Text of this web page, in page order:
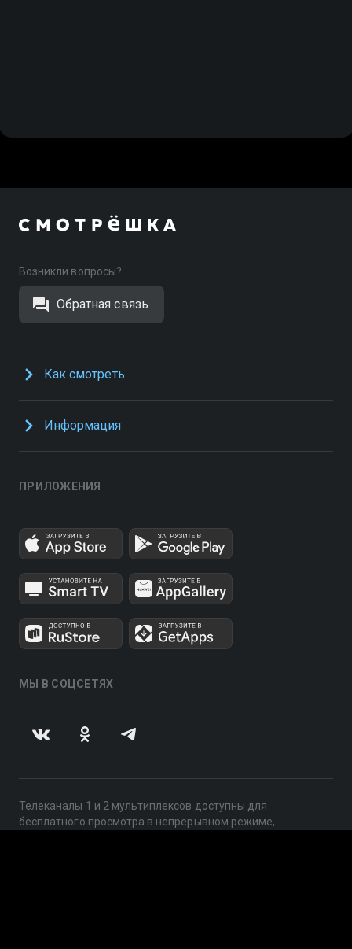
Возникли вопросы?
Обратная связь
Как смотреть
Информация
ПРИЛОЖЕНИЯ
МЫ В СОЦСЕТЯХ
Телеканалы 1 и 2 мультиплексов доступны для
бесплатного просмотра в непрерывном режиме,